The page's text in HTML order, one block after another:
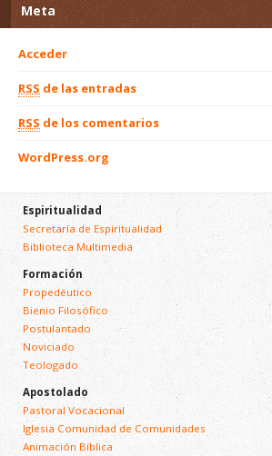
Meta
Acceder
RSS de las entradas
RSS de los comentarios
WordPress.org
Espiritualidad
Secretaría de Espiritualidad
Biblioteca Multimedia
Formación
Propedéutico
Bienio Filosófico
Postulantado
Noviciado
Teologado
Apostolado
Pastoral Vocacional
Iglesia Comunidad de Comunidades
Animación Bíblica